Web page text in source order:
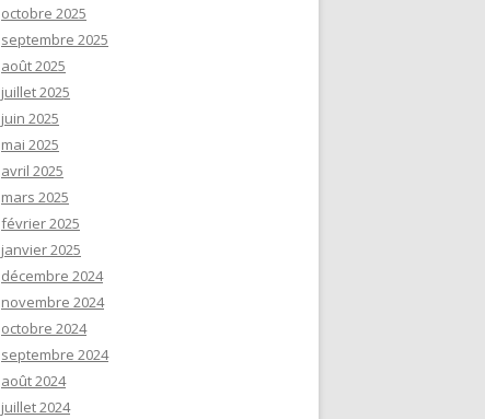
octobre 2025
septembre 2025
août 2025
juillet 2025
juin 2025
mai 2025
avril 2025
mars 2025
février 2025
janvier 2025
décembre 2024
novembre 2024
octobre 2024
septembre 2024
août 2024
juillet 2024